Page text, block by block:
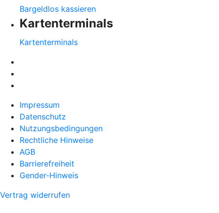
Bargeldlos kassieren
Kartenterminals
Kartenterminals
Impressum
Datenschutz
Nutzungsbedingungen
Rechtliche Hinweise
AGB
Barrierefreiheit
Gender-Hinweis
Vertrag widerrufen